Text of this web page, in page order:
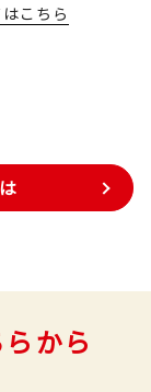
こちら
から